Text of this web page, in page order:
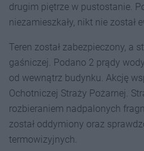
drugim piętrze w pustostanie.
niezamieszkały, nikt nie został
Teren został zabezpieczony, a
gaśniczej. Podano 2 prądy
od wewnątrz budynku. Akcję
Ochotniczej Straży Pożarnej.
rozbieraniem nadpalonych
został oddymiony oraz
termowizyjnych.